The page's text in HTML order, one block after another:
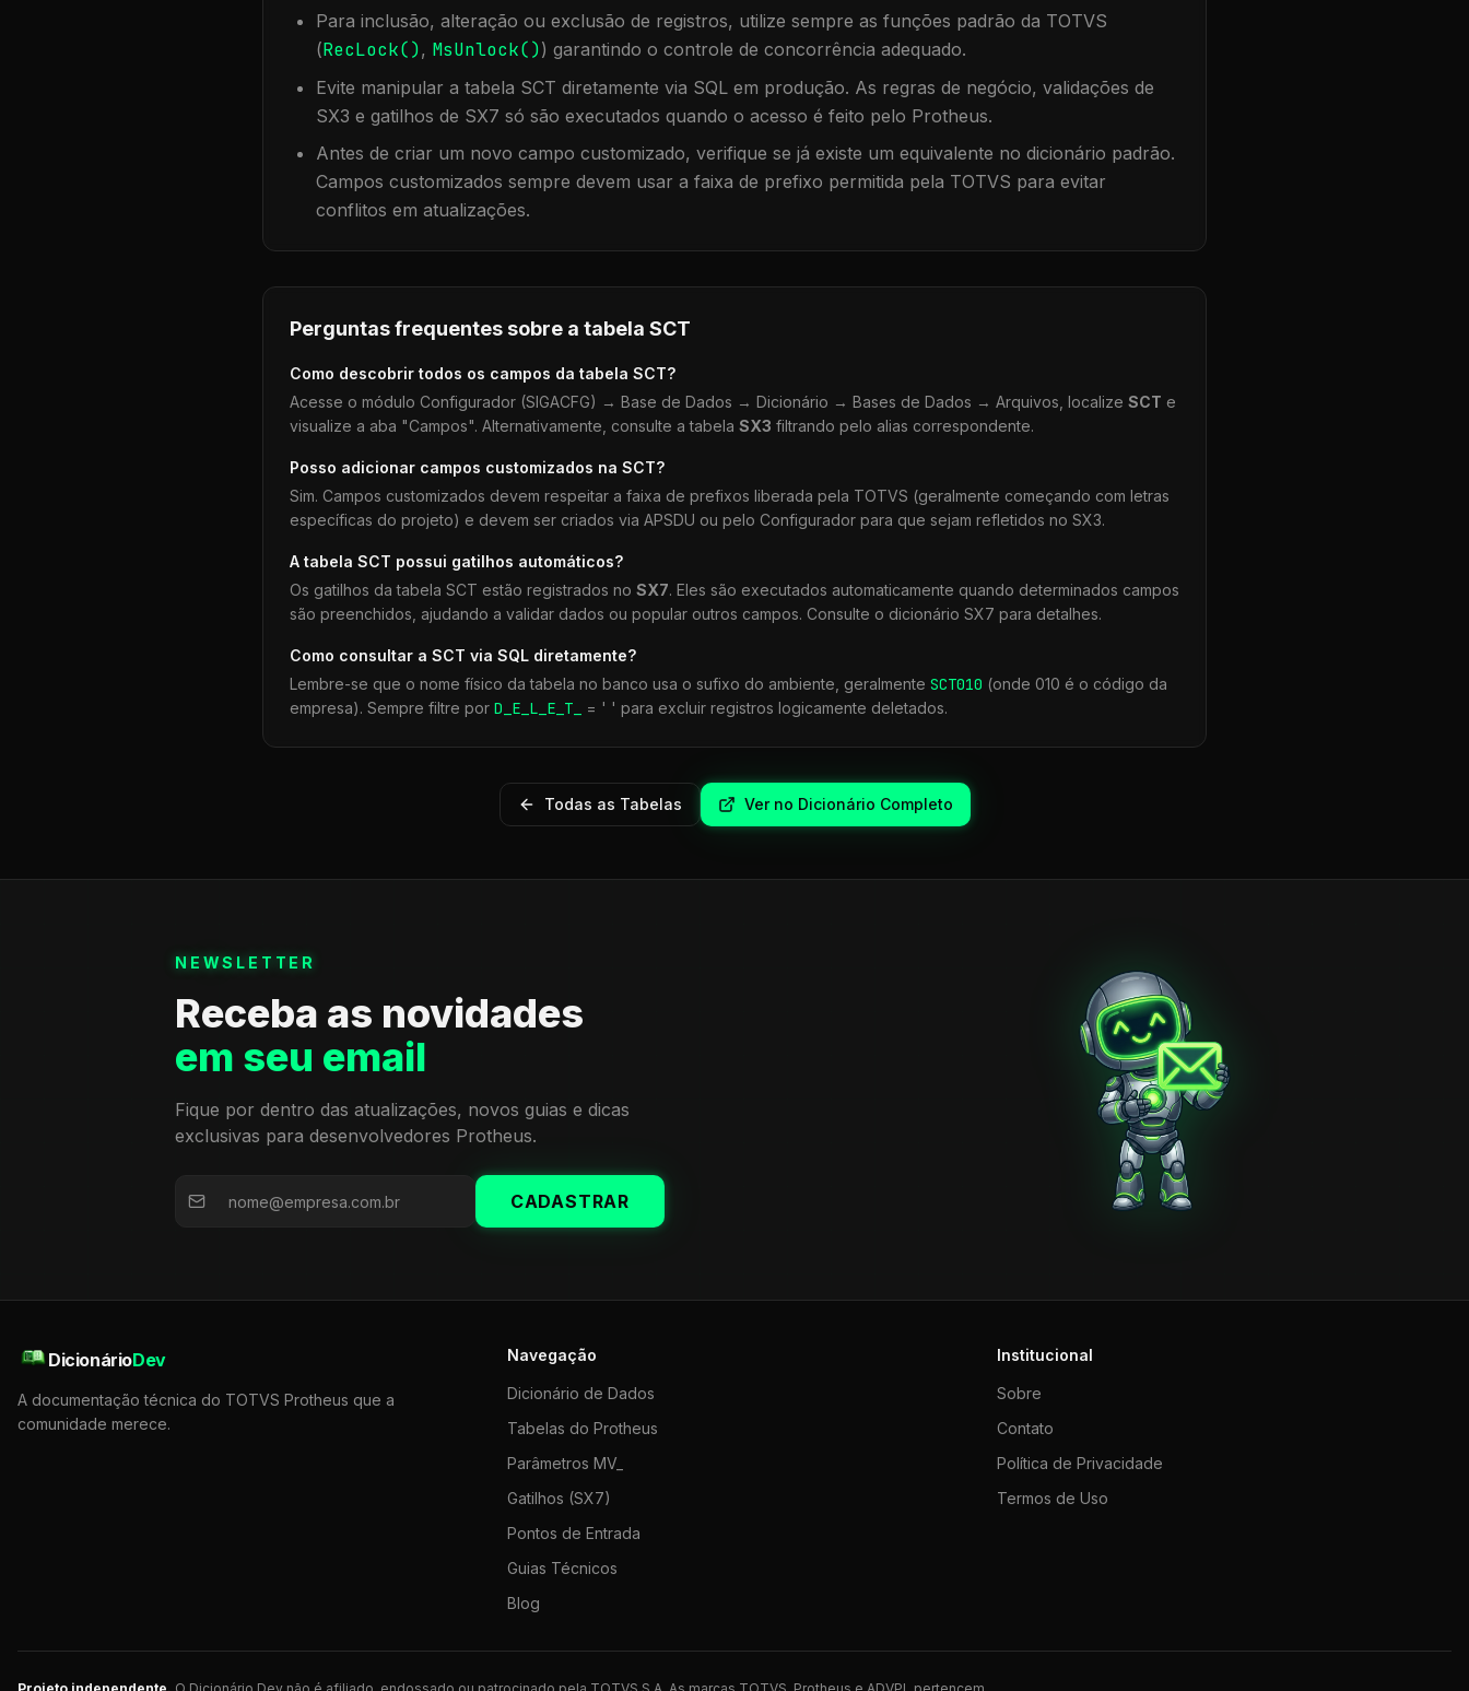
Para inclusão, alteração ou exclusão de registros, utilize sempre as funções padrão da TOTVS
(RecLock(), MsUnlock()) garantindo o controle de concorrência adequado.
Evite manipular a tabela SCT diretamente via SQL em produção. As regras de negócio, validações de
SX3 e gatilhos de SX7 só são executados quando o acesso é feito pelo Protheus.
Antes de criar um novo campo customizado, verifique se já existe um equivalente no dicionário padrão.
Campos customizados sempre devem usar a faixa de prefixo permitida pela TOTVS para evitar
conflitos em atualizações.
Perguntas frequentes sobre a tabela SCT
Como descobrir todos os campos da tabela SCT?
Acesse o módulo Configurador (SIGACFG) → Base de Dados → Dicionário → Bases de Dados → Arquivos, localize SCT e
visualize a aba "Campos". Alternativamente, consulte a tabela SX3 filtrando pelo alias correspondente.
Posso adicionar campos customizados na SCT?
Sim. Campos customizados devem respeitar a faixa de prefixos liberada pela TOTVS (geralmente começando com letras
específicas do projeto) e devem ser criados via APSDU ou pelo Configurador para que sejam refletidos no SX3.
A tabela SCT possui gatilhos automáticos?
Os gatilhos da tabela SCT estão registrados no SX7. Eles são executados automaticamente quando determinados campos
são preenchidos, ajudando a validar dados ou popular outros campos. Consulte o dicionário SX7 para detalhes.
Como consultar a SCT via SQL diretamente?
Lembre-se que o nome físico da tabela no banco usa o sufixo do ambiente, geralmente SCT010 (onde 010 é o código da
empresa). Sempre filtre por D_E_L_E_T_ = ' ' para excluir registros logicamente deletados.
Todas as Tabelas Ver no Dicionário Completo
NEWSLETTER
Receba as novidades
em seu email
Fique por dentro das atualizações, novos guias e dicas
exclusivas para desenvolvedores Protheus.
CADASTRAR
DicionárioDev
A documentação técnica do TOTVS Protheus que a
comunidade merece.
Navegação
Dicionário de Dados
Tabelas do Protheus
Parâmetros MV_
Gatilhos (SX7)
Pontos de Entrada
Guias Técnicos
Blog
Institucional
Sobre
Contato
Política de Privacidade
Termos de Uso